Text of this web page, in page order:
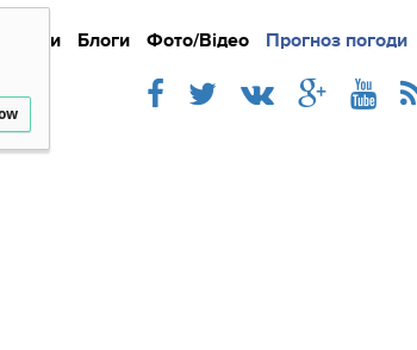
Новини Блоги Фото/Відео Прогноз погоди
Докладно